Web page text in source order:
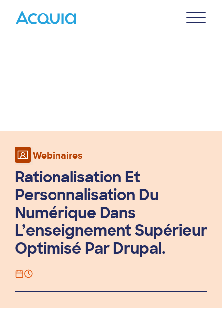
Menu
Webinaires
Rationalisation Et
Personnalisation Du
Numérique Dans
L’enseignement Supérieur
Optimisé Par Drupal.